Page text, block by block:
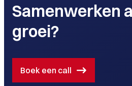
Samenwerken
groei?
Boek een call